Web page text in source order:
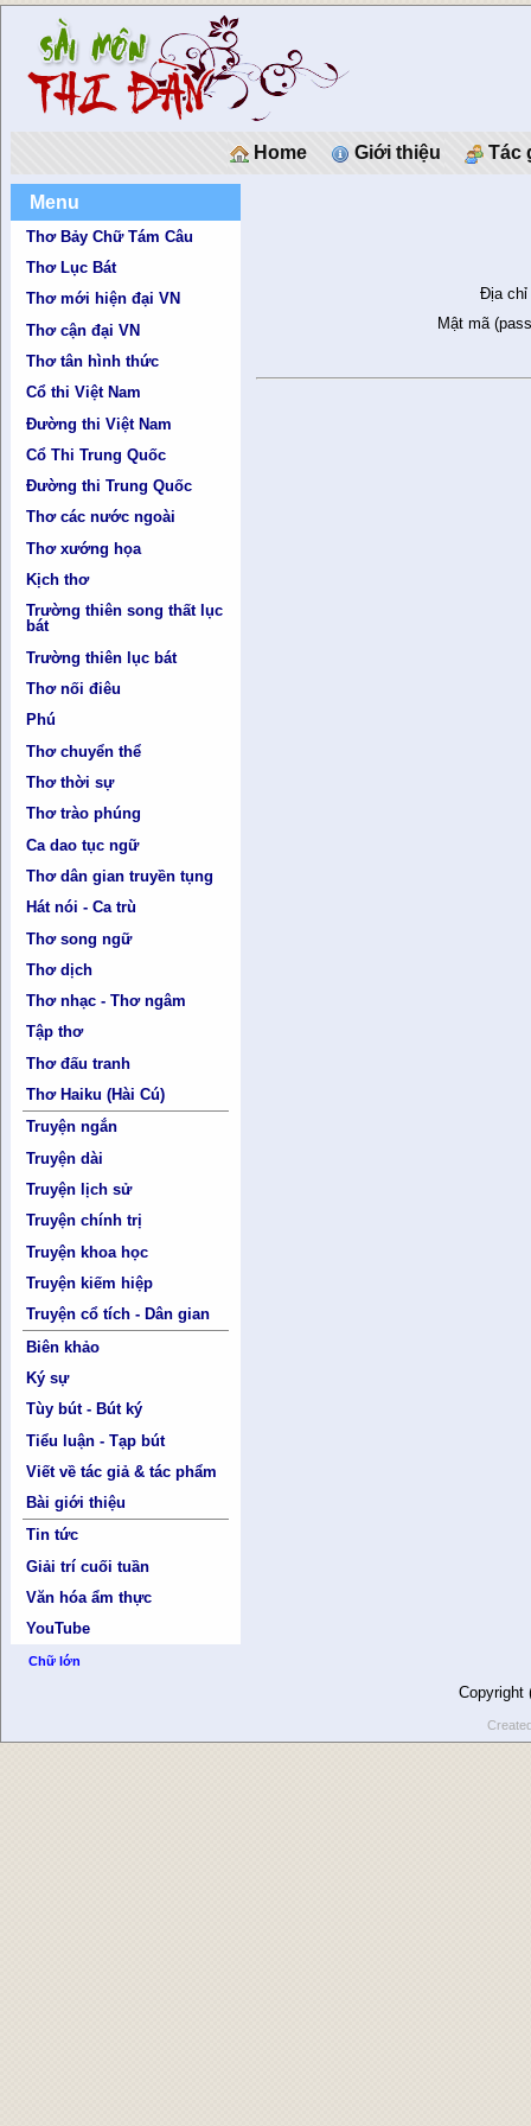
Home Giới thiệu Tác
Menu
Thơ Bảy Chữ Tám Câu
Thơ Lục Bát
Thơ mới hiện đại VN
Thơ cận đại VN
Thơ tân hình thức
Cổ thi Việt Nam
Đường thi Việt Nam
Cổ Thi Trung Quốc
Đường thi Trung Quốc
Thơ các nước ngoài
Thơ xướng họa
Kịch thơ
Trường thiên song thất lục
bát
Trường thiên lục bát
Thơ nối điêu
Phú
Thơ chuyển thể
Thơ thời sự
Thơ trào phúng
Ca dao tục ngữ
Thơ dân gian truyền tụng
Hát nói - Ca trù
Thơ song ngữ
Thơ dịch
Thơ nhạc - Thơ ngâm
Tập thơ
Thơ đấu tranh
Thơ Haiku (Hài Cú)
Truyện ngắn
Truyện dài
Truyện lịch sử
Truyện chính trị
Truyện khoa học
Truyện kiếm hiệp
Truyện cổ tích - Dân gian
Biên khảo
Ký sự
Tùy bút - Bút ký
Tiểu luận - Tạp bút
Viết về tác giả & tác phẩm
Bài giới thiệu
Tin tức
Giải trí cuối tuần
Văn hóa ẩm thực
YouTube
Chữ lớn
Địa chỉ
Mật mã
Copyright